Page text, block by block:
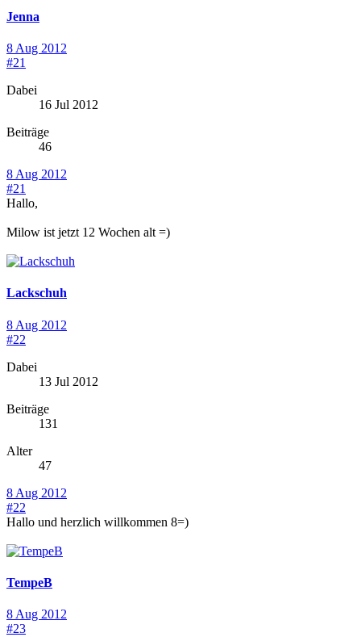
Jenna
8 Aug 2012
#21
Dabei
16 Jul 2012
Beiträge
46
8 Aug 2012
#21
Hallo,
Milow ist jetzt 12 Wochen alt =)
Lackschuh
8 Aug 2012
#22
Dabei
13 Jul 2012
Beiträge
131
Alter
47
8 Aug 2012
#22
Hallo und herzlich willkommen 8=)
TempeB
8 Aug 2012
#23